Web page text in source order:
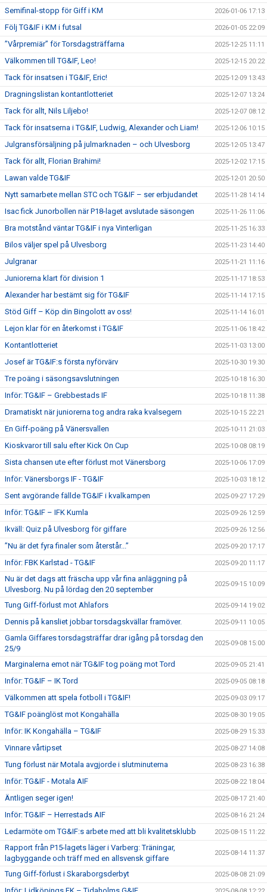
Semifinal-stopp för Giff i KM 2026-01-06 17:13
Följ TG&IF i KM i futsal 2026-01-05 22:09
”Vårpremiär” för Torsdagsträffarna 2025-12-25 11:11
Välkommen till TG&IF, Leo! 2025-12-15 20:22
Tack för insatsen i TG&IF, Eric! 2025-12-09 13:43
Dragningslistan kontantlotteriet 2025-12-07 13:24
Tack för allt, Nils Liljebo! 2025-12-07 08:12
Tack för insatserna i TG&IF, Ludwig, Alexander och Liam! 2025-12-06 10:15
Julgransförsäljning på julmarknaden – och Ulvesborg 2025-12-05 13:47
Tack för allt, Florian Brahimi! 2025-12-02 17:15
Lawan valde TG&IF 2025-12-01 20:50
Nytt samarbete mellan STC och TG&IF – ser erbjudandet 2025-11-28 14:14
Isac fick Junorbollen när P18-laget avslutade säsongen 2025-11-26 11:06
Bra motstånd väntar TG&IF i nya Vinterligan 2025-11-25 16:33
Bilos väljer spel på Ulvesborg 2025-11-23 14:40
Julgranar 2025-11-21 11:16
Juniorerna klart för division 1 2025-11-17 18:53
Alexander har bestämt sig för TG&IF 2025-11-14 17:15
Stöd Giff – Köp din Bingolott av oss! 2025-11-14 16:01
Lejon klar för en återkomst i TG&IF 2025-11-06 18:42
Kontantlotteriet 2025-11-03 13:00
Josef är TG&IF:s första nyförvärv 2025-10-30 19:30
Tre poäng i säsongsavslutningen 2025-10-18 16:30
Inför: TG&IF – Grebbestads IF 2025-10-18 11:38
Dramatiskt när juniorerna tog andra raka kvalsegern 2025-10-15 22:21
En Giff-poäng på Vänersvallen 2025-10-11 21:03
Kioskvaror till salu efter Kick On Cup 2025-10-08 08:19
Sista chansen ute efter förlust mot Vänersborg 2025-10-06 17:09
Inför: Vänersborgs IF - TG&IF 2025-10-03 18:12
Sent avgörande fällde TG&IF i kvalkampen 2025-09-27 17:29
Inför: TG&IF – IFK Kumla 2025-09-26 12:59
Ikväll: Quiz på Ulvesborg för giffare 2025-09-26 12:56
”Nu är det fyra finaler som återstår...” 2025-09-20 17:17
Inför: FBK Karlstad - TG&IF 2025-09-20 11:17
Nu är det dags att fräscha upp vår fina anläggning på
Ulvesborg. Nu på lördag den 20 september
2025-09-15 10:09
Tung Giff-förlust mot Ahlafors 2025-09-14 19:02
Dennis på kansliet jobbar torsdagskvällar framöver. 2025-09-11 10:05
Gamla Giffares torsdagsträffar drar igång på torsdag den
25/9
2025-09-08 15:00
Marginalerna emot när TG&IF tog poäng mot Tord 2025-09-05 21:41
Inför: TG&IF – IK Tord 2025-09-05 08:18
Välkommen att spela fotboll i TG&IF! 2025-09-03 09:17
TG&IF poänglöst mot Kongahälla 2025-08-30 19:05
Inför: IK Kongahälla – TG&IF 2025-08-29 15:33
Vinnare vårtipset 2025-08-27 14:08
Tung förlust när Motala avgjorde i slutminuterna 2025-08-23 16:38
Inför: TG&IF - Motala AIF 2025-08-22 18:04
Äntligen seger igen! 2025-08-17 21:40
Inför: TG&IF – Herrestads AIF 2025-08-16 21:24
Ledarmöte om TG&IF:s arbete med att bli kvalitetsklubb 2025-08-15 11:22
Rapport från P15-lagets läger i Varberg: Träningar,
lagbyggande och träff med en allsvensk giffare
2025-08-14 11:37
Tung Giff-förlust i Skaraborgsderbyt 2025-08-08 21:09